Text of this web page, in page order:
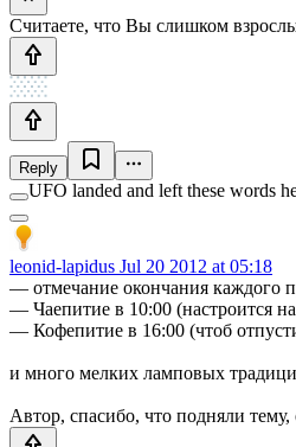
Считаете, что Вы слишком
Reply
UFO landed and left these words
leonid-lapidus Jul 20 2012 at 05:18
— отмечание окончания каждого
— Чаепитие в 10:00 (настроится
— Кофепитие в 16:00 (чтоб
и много мелких ламповых
Автор, спасибо, что подняли